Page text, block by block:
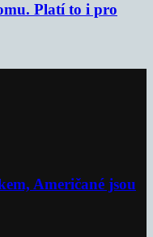
Platí to i pro
Američané jsou